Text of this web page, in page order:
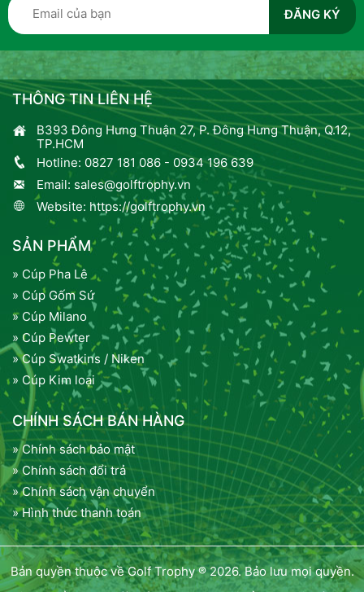
THÔNG TIN LIÊN HỆ
B393 Đông Hưng Thuận 27, P. Đông Hưng Thuận, Q.12,
TP.HCM
Hotline: 0827 181 086 - 0934 196 639
Email: sales@golftrophy.vn
Website: https://golftrophy.vn
SẢN PHẨM
» Cúp Pha Lê
» Cúp Gốm Sứ
» Cúp Milano
» Cúp Pewter
» Cúp Swatkins / Niken
» Cúp Kim loại
CHÍNH SÁCH BÁN HÀNG
» Chính sách bảo mật
» Chính sách đổi trả
» Chính sách vận chuyển
» Hình thức thanh toán
Bản quyền thuộc về Golf Trophy ® 2026. Bảo lưu mọi quyền.